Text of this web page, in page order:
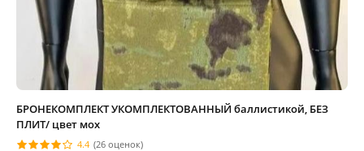
БРОНЕКОМПЛЕКТ УКОМПЛЕКТОВАННЫЙ баллистикой, БЕЗ
ПЛИТ/ цвет мох
4.4 (26 оценок)